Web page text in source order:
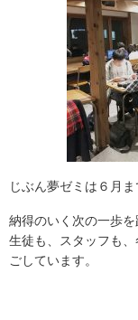
じぶん夢ゼミは６月ま
納得のいく次の一歩を
生徒も、スタッフも
ごしています。